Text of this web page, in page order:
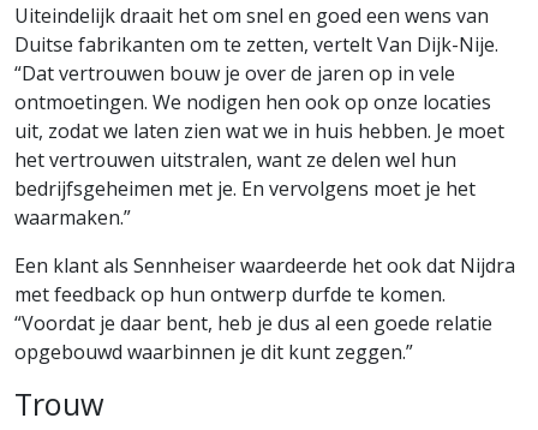
Uiteindelijk draait het om snel en goed een wens van
Duitse fabrikanten om te zetten, vertelt Van Dijk-Nije.
“Dat vertrouwen bouw je over de jaren op in vele
ontmoetingen. We nodigen hen ook op onze locaties
uit, zodat we laten zien wat we in huis hebben. Je moet
het vertrouwen uitstralen, want ze delen wel hun
bedrijfsgeheimen met je. En vervolgens moet je het
waarmaken.”
Een klant als Sennheiser waardeerde het ook dat Nijdra
met feedback op hun ontwerp durfde te komen.
“Voordat je daar bent, heb je dus al een goede relatie
opgebouwd waarbinnen je dit kunt zeggen.”
Trouw